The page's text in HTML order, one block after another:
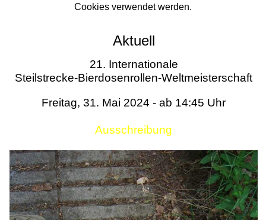
Literatur
Termine
Cookies verwendet werden.
Aktuell
21. Internationale
Steilstrecke-Bierdosenrollen-Weltmeisterschaft
Freitag, 31. Mai 2024 - ab 14:45 Uhr
Ausschreibung